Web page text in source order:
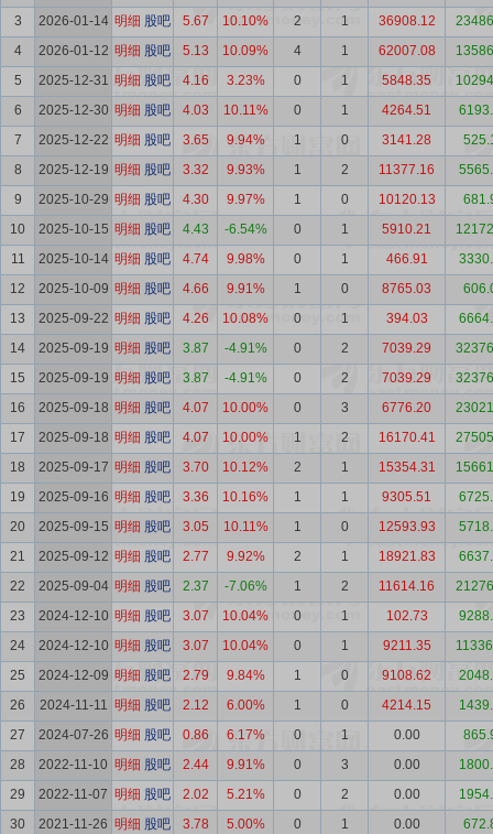
3
2026-01-14 明细 股吧 5.67 10.10% 2 1 36908.12
4
2026-01-12 明细 股吧 5.13 10.09% 4 1 62007.08
5
2025-12-31 明细 股吧 4.16 3.23% 0 1 5848.35
6
2025-12-30 明细 股吧 4.03 10.11% 0 1 4264.51
7
2025-12-22 明细 股吧 3.65 9.94% 1 0 3141.28
8
2025-12-19 明细 股吧 3.32 9.93% 1 2 11377.16
9
2025-10-29 明细 股吧 4.30 9.97% 1 0 10120.13
10
2025-10-15 明细 股吧 4.43 -6.54% 0 1 5910.21
11
2025-10-14 明细 股吧 4.74 9.98% 0 1 466.91
12
2025-10-09 明细 股吧 4.66 9.91% 1 0 8765.03
13
2025-09-22 明细 股吧 4.26 10.08% 0 1 394.03
14
2025-09-19 明细 股吧 3.87 -4.91% 0 2 7039.29
15
2025-09-19 明细 股吧 3.87 -4.91% 0 2 7039.29
16
2025-09-18 明细 股吧 4.07 10.00% 0 3 6776.20
17
2025-09-18 明细 股吧 4.07 10.00% 1 2 16170.41
18
2025-09-17 明细 股吧 3.70 10.12% 2 1 15354.31
19
2025-09-16 明细 股吧 3.36 10.16% 1 1 9305.51
20
2025-09-15 明细 股吧 3.05 10.11% 1 0 12593.93
21
2025-09-12 明细 股吧 2.77 9.92% 2 1 18921.83
22
2025-09-04 明细 股吧 2.37 -7.06% 1 2 11614.16
23
2024-12-10 明细 股吧 3.07 10.04% 0 1 102.73
24
2024-12-10 明细 股吧 3.07 10.04% 0 1 9211.35
25
2024-12-09 明细 股吧 2.79 9.84% 1 0 9108.62
26
2024-11-11 明细 股吧 2.12 6.00% 1 0 4214.15
27
2024-07-26 明细 股吧 0.86 6.17% 0 1 0.00
28
2022-11-10 明细 股吧 2.44 9.91% 0 3 0.00
29
2022-11-07 明细 股吧 2.02 5.21% 0 2 0.00
30
2021-11-26 明细 股吧 3.78 5.00% 0 1 0.00